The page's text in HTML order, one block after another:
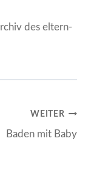
des eltern-
WEITER
Baden mit Baby